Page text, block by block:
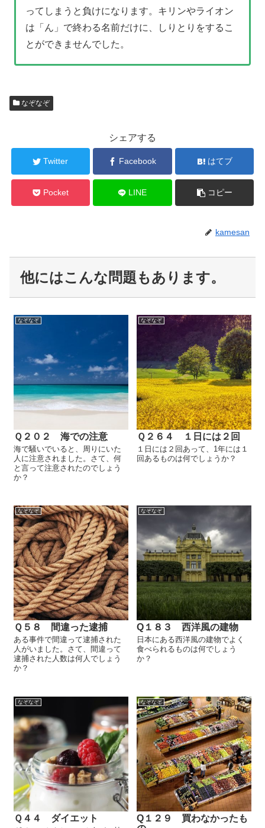
ってしまうと負けになります。キリンやライオン
は「ん」で終わる名前だけに、しりとりをするこ
とができませんでした。
なぞなぞ
シェアする
Twitter Facebook はてブ
Pocket LINE コピー
kamesan
他にはこんな問題もあります。
なぞなぞ
Ｑ２０２ 海での注意
海で騒いでいると、周りにいた
人に注意されました。さて、何
と言って注意されたのでしょう
か？
なぞなぞ
Ｑ２６４ １日には２回
１日には２回あって、1年には１
回あるものは何でしょうか？
なぞなぞ
Ｑ５８ 間違った逮捕
ある事件で間違って逮捕された
人がいました。さて、間違って
逮捕された人数は何人でしょう
か？
なぞなぞ
Q１８３ 西洋風の建物
日本にある西洋風の建物でよく
食べられるものは何でしょう
か？
なぞなぞ
Ｑ４４ ダイエット
なぞなぞ
Q１２９ 買わなかったも